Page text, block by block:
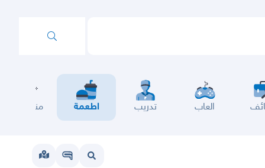
العاب تدريب اطعمة مناسبات